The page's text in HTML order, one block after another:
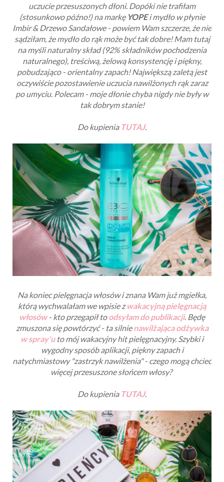
uczucie przesuszonych dłoni. Dopóki nie trafiłam
(stosunkowo późno!) na markę YOPEi mydło w płynie
Imbir & Drzewo Sandałowe - powiem Wam szczerze, że nie
sądziłam, że mydło do rąk może być tak dobre! Mam tutaj
na myśli naturalny skład (92% składników pochodzenia
naturalnego), treściwą, żelową konsystencję i piękny,
pobudzająco - orientalny zapach! Największą zaletą jest
oczywiście pozostawienie uczucia nawilżonych rąk zaraz
po umyciu. Polecam - moje dłonie chyba nigdy nie były w
tak dobrym stanie!
Do kupienia TUTAJ.
Na koniec pielęgnacja włosów i znana Wam już mgiełka,
którą wychwalałam we wpisie zwakacyjną pielęgnacją
włosów- kto przegapił toodsyłam do publikacji. Będę
zmuszona się powtórzyć - ta silnienawilżająca odżywka
w spray'uto mój wakacyjny hit pielęgnacyjny. Szybki i
wygodny sposób aplikacji, piękny zapach i
natychmiastowy "zastrzyk nawilżenia" - czego mogą chcieć
więcej przesuszone słońcem włosy?
Do kupienia TUTAJ.